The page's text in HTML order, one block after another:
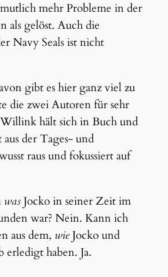
mehr Probleme in der
als gelöst. Auch die
Navy Seals ist nicht
gibt es hier ganz viel zu
die zwei Autoren für sehr
hält sich in Buch und
aus der Tages- und
raus und fokussiert auf
wasJocko in seiner Zeit im
war? Nein. Kann ich
aus dem, wieJocko und
erledigt haben. Ja.